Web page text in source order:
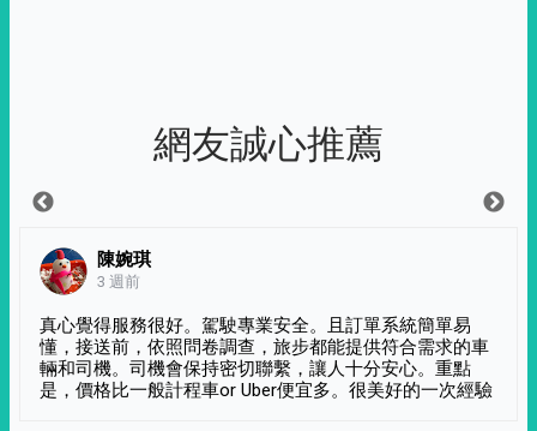
網友誠心推薦
陳婉琪
3 週前
真心覺得服務很好。駕駛專業安全。且訂單系統簡單易
懂，接送前，依照問卷調查，旅步都能提供符合需求的車
輛和司機。司機會保持密切聯繫，讓人十分安心。重點
是，價格比一般計程車or Uber便宜多。很美好的一次經驗